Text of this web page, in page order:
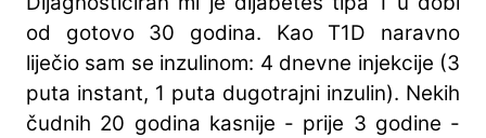
od gotovo 30 godina. Kao T1D naravno
liječio sam se inzulinom: 4 dnevne injekcije (3
puta instant, 1 puta dugotrajni inzulin). Nekih
čudnih 20 godina kasnije - prije 3 godine -